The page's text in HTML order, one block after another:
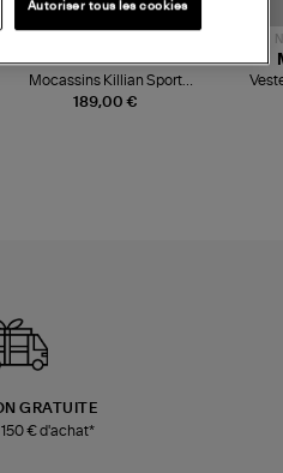
189,00 €
TORAL
Mocassins Killian Sport
Mousse
GRATUITE
€ d'achat*
Autoriser tous les cookies